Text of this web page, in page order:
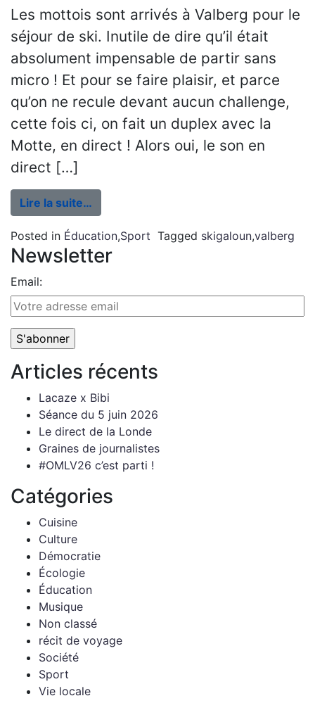
Les mottois sont arrivés à Valberg pour le
séjour de ski. Inutile de dire qu’il était
absolument impensable de partir sans
micro ! Et pour se faire plaisir, et parce
qu’on ne recule devant aucun challenge,
cette fois ci, on fait un duplex avec la
Motte, en direct ! Alors oui, le son en
direct […]
Lire la suite…
Posted in Éducation,Sport Tagged skigaloun,valberg
Newsletter
Email:
Articles récents
Lacaze x Bibi
Séance du 5 juin 2026
Le direct de la Londe
Graines de journalistes
#OMLV26 c’est parti !
Catégories
Cuisine
Culture
Démocratie
Écologie
Éducation
Musique
Non classé
récit de voyage
Société
Sport
Vie locale